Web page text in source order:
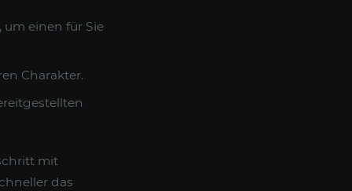
um einen für Sie
Charakter.
mit
das